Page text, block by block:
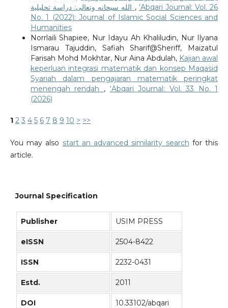
, ‘Abqari Journal: Vol. 26
No. 1 (2022): Journal of Islamic Social Sciences and
Humanities
Norrlaili Shapiee, Nur Idayu Ah Khaliludin, Nur Ilyana
Ismarau Tajuddin, Safiah Sharif@Sheriff, Maizatul
Farisah Mohd Mokhtar, Nur Aina Abdulah, Kajian awal
keperluan integrasi matematik dan konsep Maqasid
Syariah dalam pengajaran matematik peringkat
menengah rendah , ‘Abqari Journal: Vol. 33 No. 1
(2026)
1 2 3 4 5 6 7 8 9 10 > >>
You may also start an advanced similarity search for this
article.
Journal Specification
Publisher USIM PRESS
eISSN 2504-8422
ISSN 2232-0431
Estd. 2011
DOI 10.33102/abqari